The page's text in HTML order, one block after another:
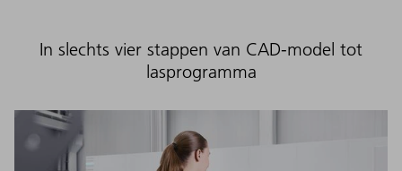
In slechts vier stappen van CAD-model tot
lasprogramma